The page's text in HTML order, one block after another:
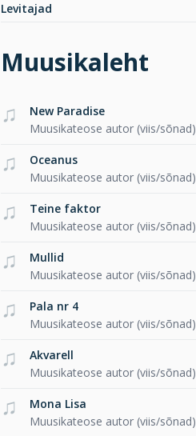
Levitajad
Muusikaleht
New Paradise
Muusikateose autor (viis/sõnad)
Oceanus
Muusikateose autor (viis/sõnad)
Teine faktor
Muusikateose autor (viis/sõnad)
Mullid
Muusikateose autor (viis/sõnad)
Pala nr 4
Muusikateose autor (viis/sõnad)
Akvarell
Muusikateose autor (viis/sõnad)
Mona Lisa
Muusikateose autor (viis/sõnad)